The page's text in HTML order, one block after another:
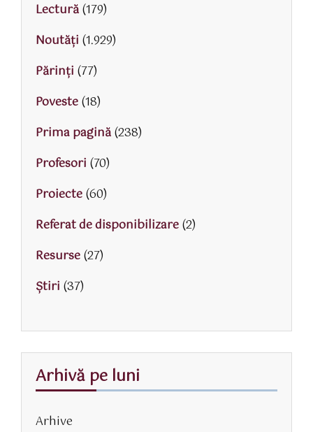
Lectură(179)
Noutăți (1.929)
Părinţi (77)
Poveste(18)
Prima pagină(238)
Profesori (70)
Proiecte(60)
Referat de disponibilizare(2)
Resurse(27)
Știri (37)
Arhivă pe luni
Arhive